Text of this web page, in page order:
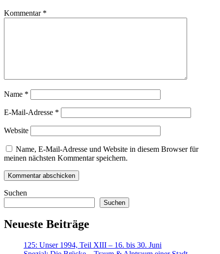
Kommentar *
Name *
E-Mail-Adresse *
Website
Name, E-Mail-Adresse und Website in diesem Browser für
meinen nächsten Kommentar speichern.
Suchen
Suchen
Neueste Beiträge
125: Unser 1994, Teil XIII – 16. bis 30. Juni